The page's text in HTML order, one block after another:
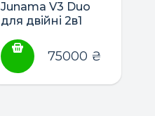
Junama V3 Duo
для двійні 2в1
75000 ₴